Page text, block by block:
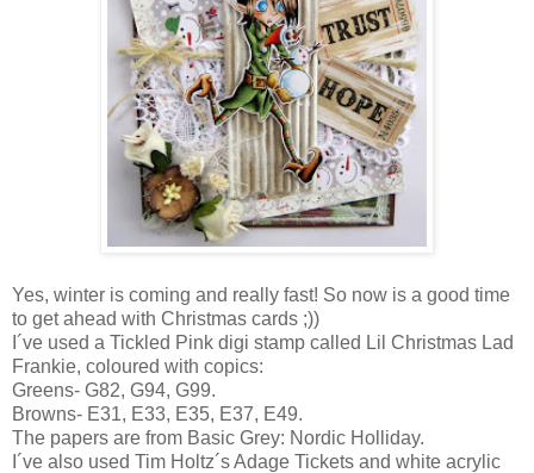
Yes, winter is coming and really fast! So now is a good time
to get ahead with Christmas cards ;))
I´ve used a Tickled Pink digi stamp called Lil Christmas Lad
Frankie, coloured with copics:
Greens- G82, G94, G99.
Browns- E31, E33, E35, E37, E49.
The papers are from Basic Grey: Nordic Holliday.
I´ve also used Tim Holtz´s Adage Tickets and white acrylic